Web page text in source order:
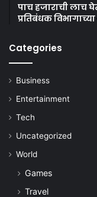
पाच हजाराची लाच
प्रतिबंधक
Categories
Business
Entertainment
Tech
Uncategorized
World
Games
Travel